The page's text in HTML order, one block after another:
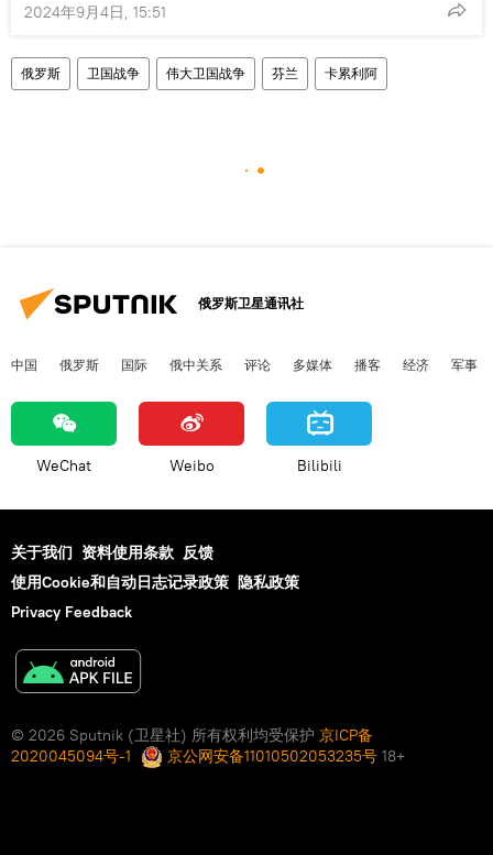
2024年9月4日, 15:51
俄罗斯 卫国战争 伟大卫国战争 芬兰 卡累利阿
俄罗斯卫星通讯社
中国 俄罗斯 国际 俄中关系 评论 多媒体 播客 经济 军事
WeChat Weibo Bilibili
关于我们 资料使用条款 反馈
使用Cookie和自动日志记录政策 隐私政策
Privacy Feedback
© 2026 Sputnik (卫星社) 所有权利均受保护 京ICP备
2020045094号-1
京公网安备11010502053235号 18+